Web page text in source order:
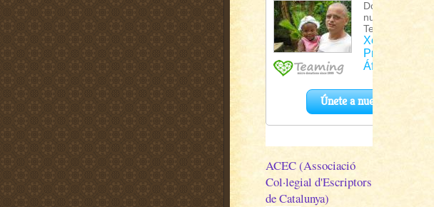
ACEC (Associació
Col·legial d'Escriptors
de Catalunya)